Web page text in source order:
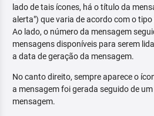
lado de tais ícones, há o título da
alerta") que varia de acordo com o
Ao lado, o número da mensagem
mensagens disponíveis para serem
a data de geração da mensagem.
No canto direito, sempre aparece o
a mensagem foi gerada seguido de
mensagem.